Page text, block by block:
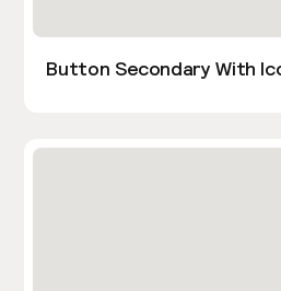
Button Secondary With